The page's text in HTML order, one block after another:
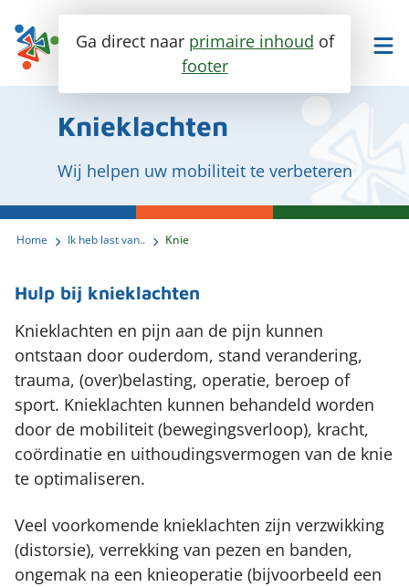
Ga direct naar primaire inhoud of
footer
Maak een afspraak
Fysiotherapie
Enkel en voet
Knie
Heup
Rug
Schouder
Pols en hand
Kaak
Trainen en meer
Personal training
Groepslessen
Medische fitness
Therapie in het water
Sport zooltjes aanmeten
Massage
Over ons
Ontmoet ons team
Werken bij
Vergoeding & tarieven
Contact
Zoeken
Knieklachten
Wij helpen uw mobiliteit te verbeteren
Home Ik heb last van.. Knie
Hulp bij knieklachten
Knieklachten en pijn aan de pijn kunnen
ontstaan door ouderdom, stand verandering,
trauma, (over)belasting, operatie, beroep of
sport. Knieklachten kunnen behandeld worden
door de mobiliteit (bewegingsverloop), kracht,
coördinatie en uithoudingsvermogen van de knie
te optimaliseren.
Veel voorkomende knieklachten zijn verzwikking
(distorsie), verrekking van pezen en banden,
ongemak na een knieoperatie (bijvoorbeeld een